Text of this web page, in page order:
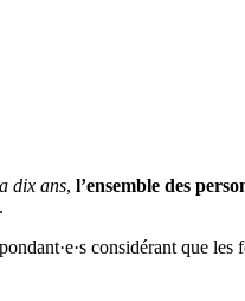
dix ans, l’ensemble des
considérant que